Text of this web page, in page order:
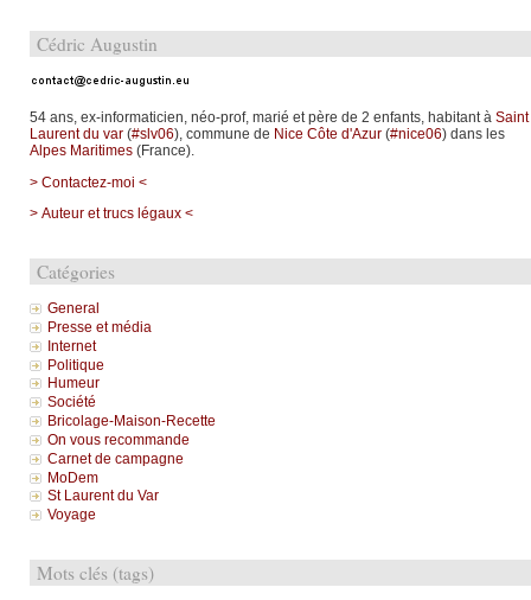
Cédric Augustin
54 ans, ex-informaticien, néo-prof, marié et père de 2 enfants, habitant à Saint
Laurent du var(#slv06), commune de Nice Côte d'Azur(#nice06) dans les
Alpes Maritimes(France).
> Contactez-moi <
> Auteur et trucs légaux <
Catégories
General
Presse et média
Internet
Politique
Humeur
Société
Bricolage-Maison-Recette
On vous recommande
Carnet de campagne
MoDem
St Laurent du Var
Voyage
Mots clés (tags)